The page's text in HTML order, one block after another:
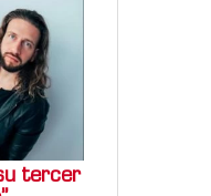
tercer